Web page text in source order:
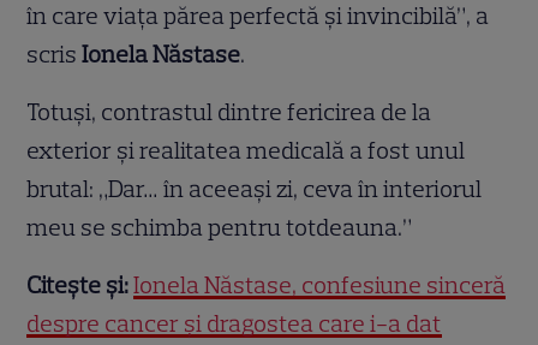
în care viața părea perfectă și invincibilă”, a
scrisIonela Năstase.
Totuși, contrastul dintre fericirea de la
exterior și realitatea medicală a fost unul
brutal: „Dar… în aceeași zi, ceva în interiorul
meu se schimba pentru totdeauna.”
Citește și:Ionela Năstase, confesiune sinceră
despre cancer și dragostea care i-a dat